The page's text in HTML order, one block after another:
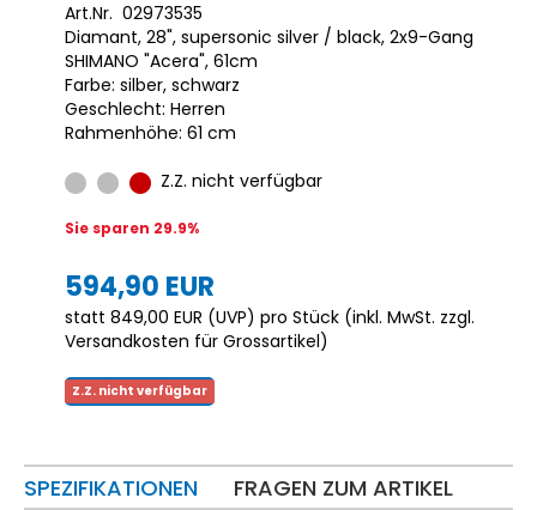
Art.Nr. 02973535
Diamant, 28", supersonic silver / black, 2x9-Gang
SHIMANO "Acera", 61cm
Farbe: silber, schwarz
Geschlecht: Herren
Rahmenhöhe: 61 cm
Z.Z. nicht verfügbar
Sie sparen 29.9%
594,90 EUR
statt 849,00 EUR (UVP) pro Stück (inkl. MwSt. zzgl.
Versandkosten für Grossartikel)
Z.Z. nicht verfügbar
SPEZIFIKATIONEN FRAGEN ZUM ARTIKEL